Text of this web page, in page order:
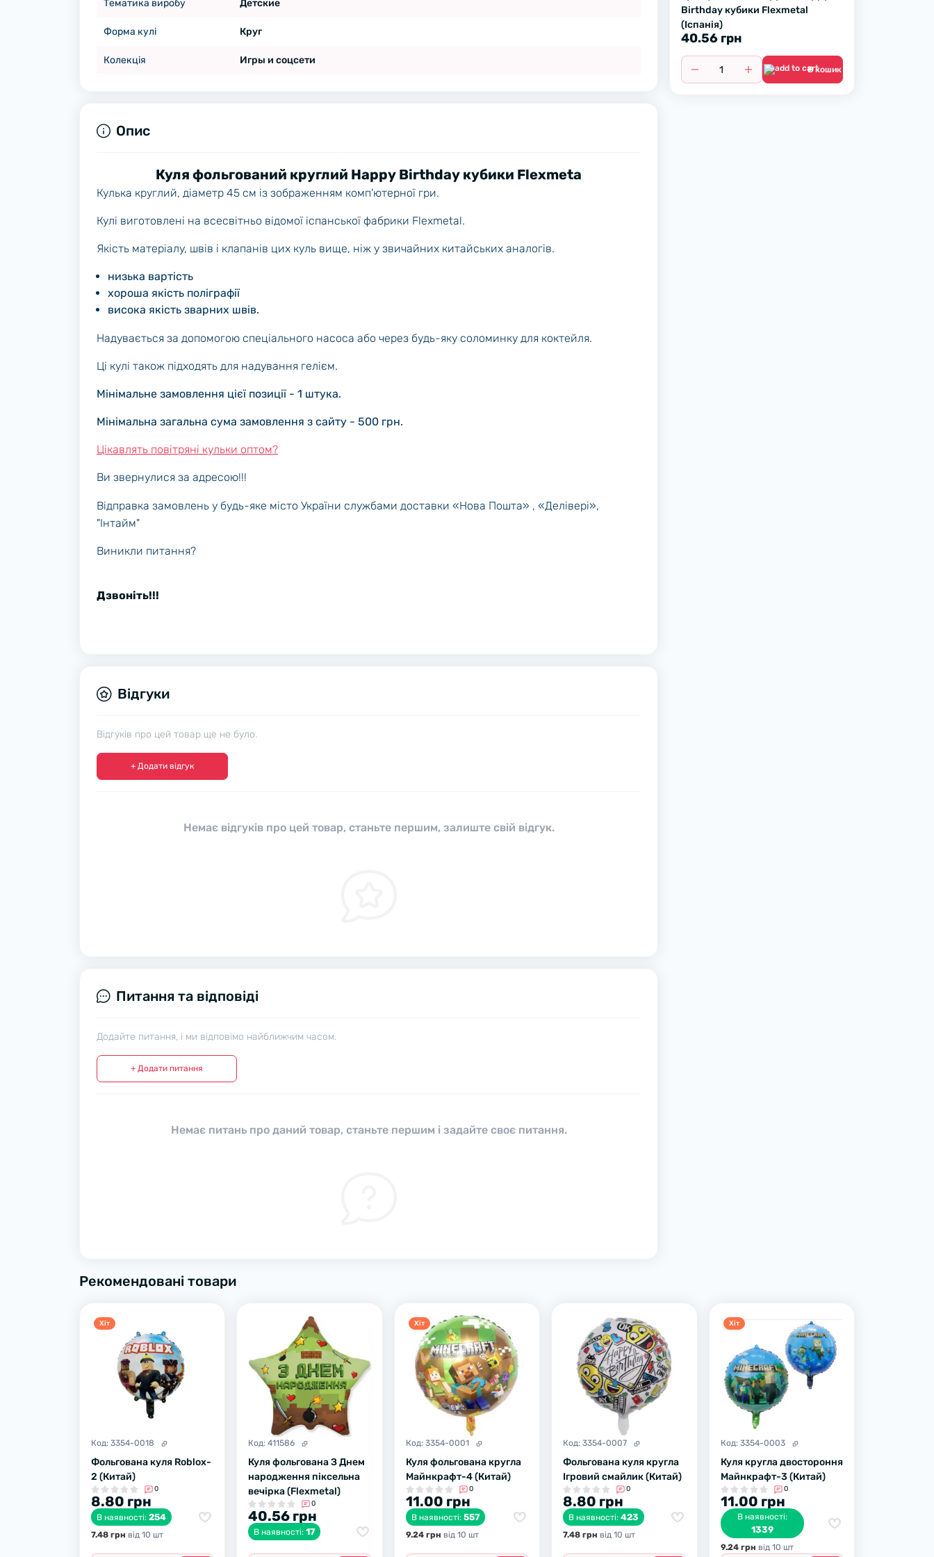
Birthday кубики Flexmetal
(Іспанія)
40.56 грн
В кошик
Тематика виробу Детские
Форма кулі Круг
Колекція Игры и соцсети
Опис
Куля фольгований круглий Happy Birthday кубики Flexmeta
Кулька круглий, діаметр 45 см із зображенням комп'ютерної гри.
Кулі виготовлені на всесвітньо відомої іспанської фабрики Flexmetal.
Якість матеріалу, швів і клапанів цих куль вище, ніж у звичайних китайських аналогів.
низька вартість
хороша якість поліграфії
висока якість зварних швів.
Надувається за допомогою спеціального насоса або через будь-яку соломинку для коктейля.
Ці кулі також підходять для надування гелієм.
Мінімальне замовлення цієї позиції - 1 штука.
Мінімальна загальна сума замовлення з сайту - 500 грн.
Цікавлять повітряні кульки оптом?
Ви звернулися за адресою!!!
Відправка замовлень у будь-яке місто України службами доставки «Нова Пошта» , «Делівері»,
"Інтайм"
Виникли питання?
Дзвоніть!!!
Відгуки
Відгуків про цей товар ще не було.
+ Додати відгук
Немає відгуків про цей товар, станьте першим, залиште свій відгук.
Питання та відповіді
Додайте питання, і ми відповімо найближчим часом.
+ Додати питання
Немає питань про даний товар, станьте першим і задайте своє питання.
Рекомендовані товари
Хiт
Код: 3354-0018
Фольгована куля Roblox-
2 (Китай)
0
8.80 грн
В наявності: 254
7.48 грн вiд 10 шт
Код:411586
Куля фольгована З Днем
народження піксельна
вечірка (Flexmetal)
0
40.56 грн
В наявності:17
Хiт
Код: 3354-0001
Куля фольгована кругла
Майнкрафт-4 (Китай)
0
11.00 грн
В наявності: 557
9.24 грн вiд 10 шт
Код:3354-0007
Фольгована куля кругла
Ігровий смайлик (Китай)
0
8.80 грн
В наявності:423
7.48 грн вiд 10 шт
Хiт
Код: 3354-0003
Куля кругла двостороння
Майнкрафт-3 (Китай)
0
11.00 грн
В наявності:
1339
9.24 грн вiд 10 шт